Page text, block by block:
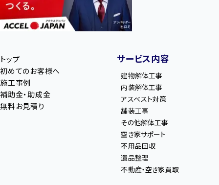
トップ
初めてのお客様へ
施工事例
補助金・助成金
無料お見積り
サービス内容
建物解体工事
内装解体工事
アスベスト対策
舗装工事
その他解体工事
空き家サポート
不用品回収
遺品整理
不動産・空き家買取